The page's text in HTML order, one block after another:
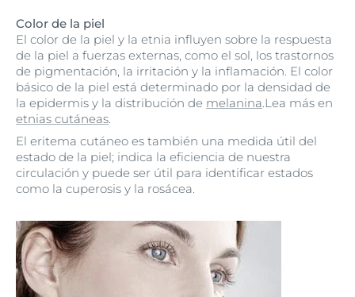
Color de la piel
El color de la piel y la etnia influyen sobre la respuesta
de la piel a fuerzas externas, como el sol, los trastornos
de pigmentación, la irritación y la inflamación. El color
básico de la piel está determinado por la densidad de
la epidermis y la distribución de melanina.Lea más en
etnias cutáneas.
El eritema cutáneo es también una medida útil del
estado de la piel; indica la eficiencia de nuestra
circulación y puede ser útil para identificar estados
como la cuperosis y la rosácea.